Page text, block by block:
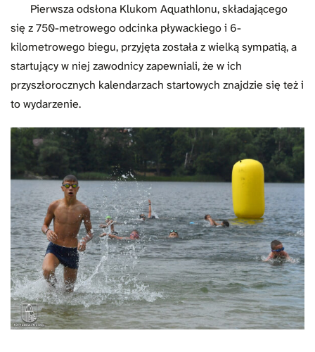
Pierwsza odsłona Klukom Aquathlonu, składającego
się z 750-metrowego odcinka pływackiego i 6-
kilometrowego biegu, przyjęta została z wielką sympatią, a
startujący w niej zawodnicy zapewniali, że w ich
przyszłorocznych kalendarzach startowych znajdzie się też i
to wydarzenie.